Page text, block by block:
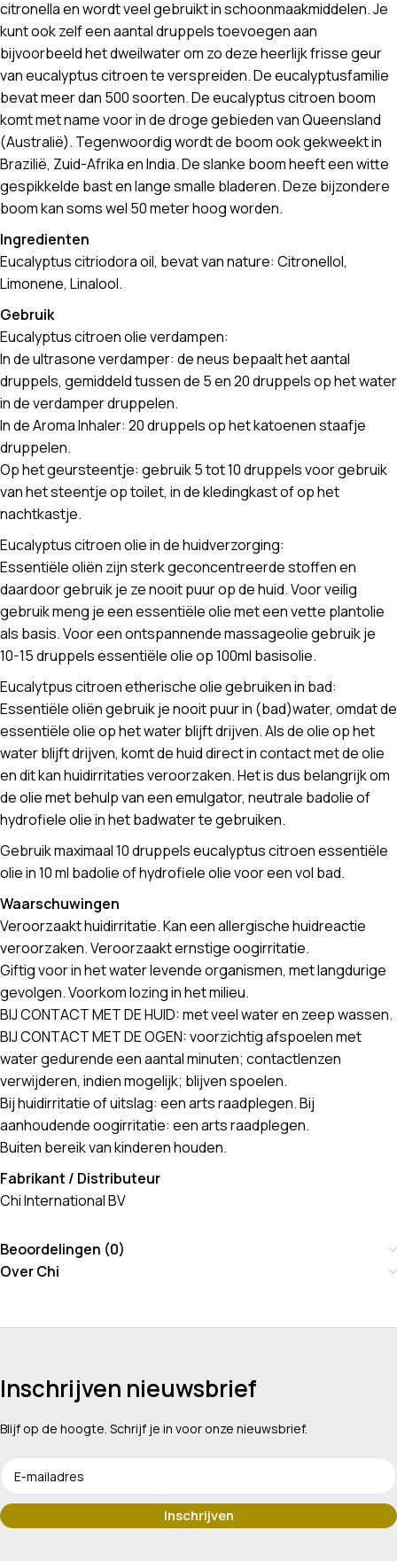
citronella en wordt veel gebruikt in schoonmaakmiddelen. Je
kunt ook zelf een aantal druppels toevoegen aan
bijvoorbeeld het dweilwater om zo deze heerlijk frisse geur
van eucalyptus citroen te verspreiden. De eucalyptusfamilie
bevat meer dan 500 soorten. De eucalyptus citroen boom
komt met name voor in de droge gebieden van Queensland
(Australië). Tegenwoordig wordt de boom ook gekweekt in
Brazilië, Zuid-Afrika en India. De slanke boom heeft een witte
gespikkelde bast en lange smalle bladeren. Deze bijzondere
boom kan soms wel 50 meter hoog worden.
Ingredienten
Eucalyptus citriodora oil, bevat van nature: Citronellol,
Limonene, Linalool.
Gebruik
Eucalyptus citroen olie verdampen:
In de ultrasone verdamper: de neus bepaalt het aantal
druppels, gemiddeld tussen de 5 en 20 druppels op het water
in de verdamper druppelen.
In de Aroma Inhaler: 20 druppels op het katoenen staafje
druppelen.
Op het geursteentje: gebruik 5 tot 10 druppels voor gebruik
van het steentje op toilet, in de kledingkast of op het
nachtkastje.
Eucalyptus citroen olie in de huidverzorging:
Essentiële oliën zijn sterk geconcentreerde stoffen en
daardoor gebruik je ze nooit puur op de huid. Voor veilig
gebruik meng je een essentiële olie met een vette plantolie
als basis. Voor een ontspannende massageolie gebruik je
10-15 druppels essentiële olie op 100ml basisolie.
Eucalytpus citroen etherische olie gebruiken in bad:
Essentiële oliën gebruik je nooit puur in (bad)water, omdat de
essentiële olie op het water blijft drijven. Als de olie op het
water blijft drijven, komt de huid direct in contact met de olie
en dit kan huidirritaties veroorzaken. Het is dus belangrijk om
de olie met behulp van een emulgator, neutrale badolie of
hydrofiele olie in het badwater te gebruiken.
Gebruik maximaal 10 druppels eucalyptus citroen essentiële
olie in 10 ml badolie of hydrofiele olie voor een vol bad.
Waarschuwingen
Veroorzaakt huidirritatie. Kan een allergische huidreactie
veroorzaken. Veroorzaakt ernstige oogirritatie.
Giftig voor in het water levende organismen, met langdurige
gevolgen. Voorkom lozing in het milieu.
BIJ CONTACT MET DE HUID: met veel water en zeep wassen.
BIJ CONTACT MET DE OGEN: voorzichtig afspoelen met
water gedurende een aantal minuten; contactlenzen
verwijderen, indien mogelijk; blijven spoelen.
Bij huidirritatie of uitslag: een arts raadplegen. Bij
aanhoudende oogirritatie: een arts raadplegen.
Buiten bereik van kinderen houden.
Fabrikant / Distributeur
Chi International BV
Beoordelingen (0)
Over Chi
Inschrijven nieuwsbrief
Blijf op de hoogte. Schrijf je in voor onze nieuwsbrief.